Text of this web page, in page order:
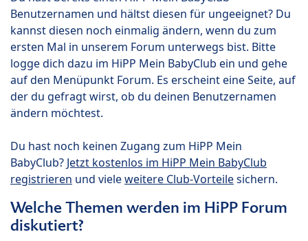
Benutzernamen und hältst diesen für ungeeignet? Du
kannst diesen noch einmalig ändern, wenn du zum
ersten Mal in unserem Forum unterwegs bist. Bitte
logge dich dazu im HiPP Mein BabyClub ein und gehe
auf den Menüpunkt Forum. Es erscheint eine Seite, auf
der du gefragt wirst, ob du deinen Benutzernamen
ändern möchtest.
Du hast noch keinen Zugang zum HiPP Mein
BabyClub? Jetzt kostenlos im HiPP Mein BabyClub
registrieren und vieleweitere Club-Vorteilesichern.
Welche Themen werden im HiPP Forum
diskutiert?